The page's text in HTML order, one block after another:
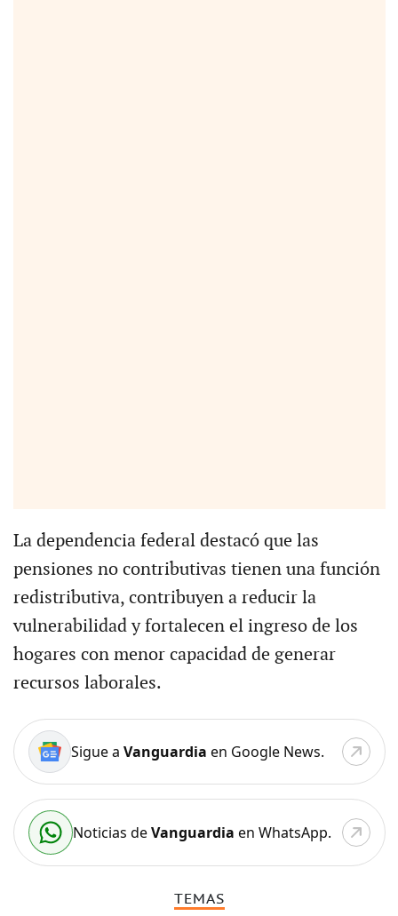
La dependencia federal destacó que las
pensiones no contributivas tienen una función
redistributiva, contribuyen a reducir la
vulnerabilidad y fortalecen el ingreso de los
hogares con menor capacidad de generar
recursos laborales.
Sigue a Vanguardia en Google News.
Noticias deVanguardia en WhatsApp.
TEMAS